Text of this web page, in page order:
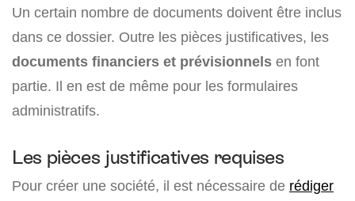
Un certain nombre de documents doivent être inclus
dans ce dossier. Outre les pièces justificatives, les
documents financiers et prévisionnels en font
partie. Il en est de même pour les formulaires
administratifs.
Les pièces justificatives requises
Pour créer une société, il est nécessaire de rédiger